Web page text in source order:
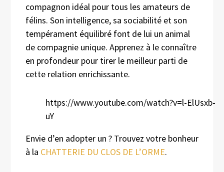
compagnon idéal pour tous les amateurs de
félins. Son intelligence, sa sociabilité et son
tempérament équilibré font de lui un animal
de compagnie unique. Apprenez à le connaître
en profondeur pour tirer le meilleur parti de
cette relation enrichissante.
https://www.youtube.com/watch?v=l-ElUsxb-
uY
Envie d’en adopter un ? Trouvez votre bonheur
à la CHATTERIE DU CLOS DE L’ORME.